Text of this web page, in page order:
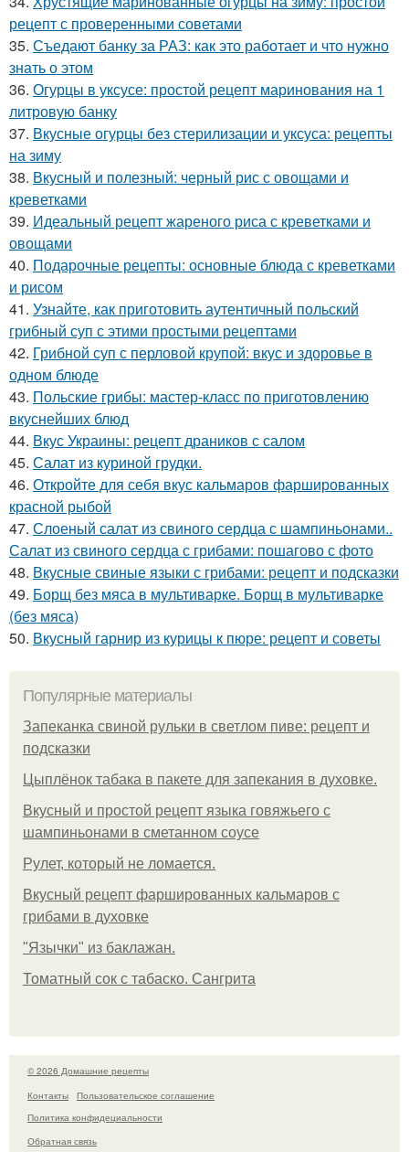
рецепт с проверенными советами
35. Съедают банку за РАЗ: как это работает и что нужно
знать о этом
36. Огурцы в уксусе: простой рецепт маринования на 1
литровую банку
37. Вкусные огурцы без стерилизации и уксуса: рецепты
на зиму
38. Вкусный и полезный: черный рис с овощами и
креветками
39. Идеальный рецепт жареного риса с креветками и
овощами
40. Подарочные рецепты: основные блюда с креветками
и рисом
41. Узнайте, как приготовить аутентичный польский
грибный суп с этими простыми рецептами
42. Грибной суп с перловой крупой: вкус и здоровье в
одном блюде
43. Польские грибы: мастер-класс по приготовлению
вкуснейших блюд
44. Вкус Украины: рецепт драников с салом
45. Салат из куриной грудки.
46. Откройте для себя вкус кальмаров фаршированных
красной рыбой
47. Слоеный салат из свиного сердца с шампиньонами..
Салат из свиного сердца с грибами: пошагово с фото
48. Вкусные свиные языки с грибами: рецепт и подсказки
49. Борщ без мяса в мультиварке. Борщ в мультиварке
(без мяса)
50. Вкусный гарнир из курицы к пюре: рецепт и советы
Популярные материалы
Запеканка свиной рульки в светлом пиве: рецепт и
подсказки
Цыплёнок табака в пакете для запекания в духовке.
Вкусный и простой рецепт языка говяжьего с
шампиньонами в сметанном соусе
Рулет, который не ломается.
Вкусный рецепт фаршированных кальмаров с
грибами в духовке
"Язычки" из баклажан.
Томатный сок с табаско. Сангрита
© 2026 Домашние рецепты
Контакты
Пользовательское соглашение
Политика конфидециальности
Обратная связь